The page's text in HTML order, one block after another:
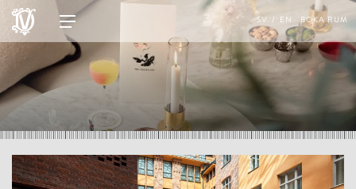
SV EN BOKA RUM